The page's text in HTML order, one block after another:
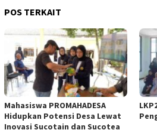
POS TERKAIT
Mahasiswa PROMAHADESA
Hidupkan Potensi Desa Lewat
Inovasi Sucotain dan Sucotea